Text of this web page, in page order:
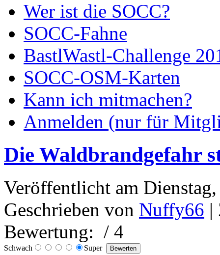
Wer ist die SOCC?
SOCC-Fahne
BastlWastl-Challenge
SOCC-OSM-Karten
Kann ich mitmachen?
Anmelden (nur für
Die Waldbrandgefahr
Veröffentlicht am
Geschrieben von Nuffy66 |
Bewertung: / 4
Schwach Super